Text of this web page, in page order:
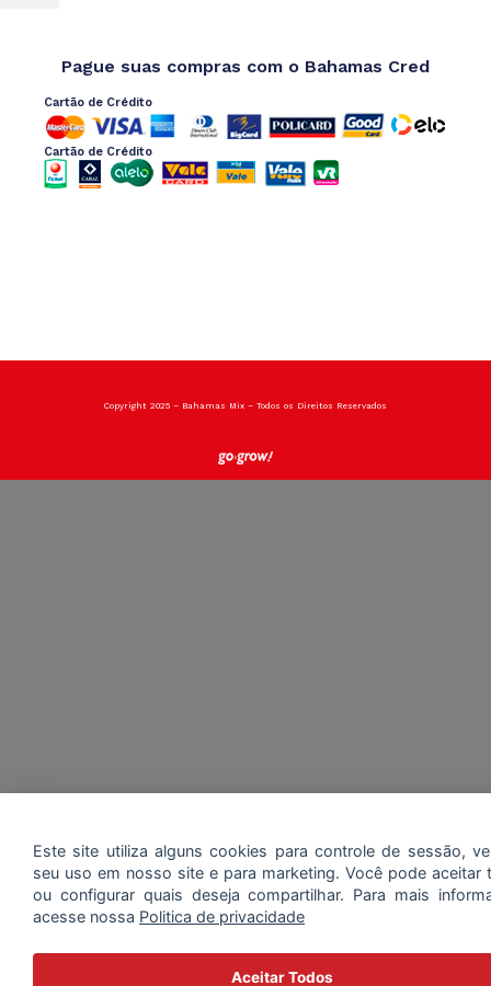
Pague suas compras com o Bahamas Cred
Cartão de Crédito
Cartão de Crédito
Copyright 2025 – Bahamas Mix – Todos os Direitos Reservados
Este site utiliza alguns cookies para controle de sessão,
seu uso em nosso site e para marketing. Você pode aceitar
ou configurar quais deseja compartilhar. Para mais
acesse nossa Politica de privacidade
Aceitar Todos